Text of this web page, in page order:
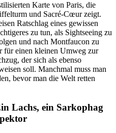
Karte von Paris, die
und Sacré-Cœur zeigt.
Ratschlag eines gewissen
zu tun, als Sightseeing zu
und nach Montfaucon zu
für einen kleinen Umweg zur
der sich als ebenso
soll. Manchmal muss man
bevor man die Welt retten
Lachs, ein Sarkophag